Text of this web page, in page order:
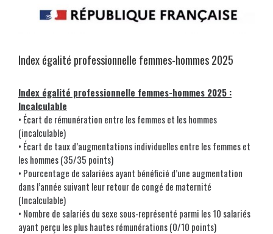
Index égalité professionnelle femmes-hommes 2025
Index égalité professionnelle femmes-hommes 2025 :
Incalculable
• Écart de rémunération entre les femmes et les hommes
(incalculable)
• Écart de taux d’augmentations individuelles entre les femmes et
les hommes (35/35 points)
• Pourcentage de salariées ayant bénéficié d’une augmentation
dans l’année suivant leur retour de congé de maternité
(Incalculable)
• Nombre de salariés du sexe sous-représenté parmi les 10 salariés
ayant perçu les plus hautes rémunérations (0/10 points)